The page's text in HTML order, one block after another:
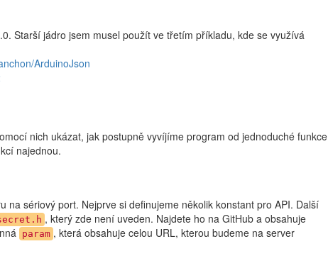
Starší jádro jsem musel použít ve třetím příkladu, kde se využívá
ArduinoJson
nich ukázat, jak postupně vyvíjíme program od jednoduché funkce
najednou.
na sériový port. Nejprve si definujeme několik konstant pro API. Další
, který zde není uveden. Najdete ho na GitHub a obsahuje
param , která obsahuje celou URL, kterou budeme na server